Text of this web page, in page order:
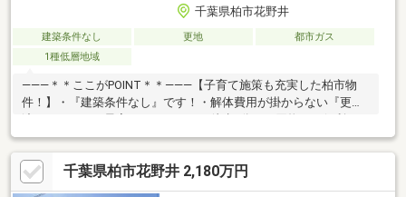
千葉県柏市花野井
建築条件なし 更地
都市ガス
1種低層地域
―――＊＊ここがPOINT＊＊―――【子育て施策も充実した柏市物
件！】・『建築条件なし』です！・解体費用が掛からない『更地
渡し』です！・最寄りスーパーまで徒歩9分、お買物にも便利で
す！・緑あふれる住環境で、近隣公園も充実！※価格は素地価格
です。（設備なし／ブロック施工・フェンス・整地なし） ※契
約制限あり⇒木造で地階を有しない階数が3階建以下の住宅建築計
画、または更地利用の方へ向けた土地販売です。（詳細は担営業
千葉県柏市花野井 2,180万円